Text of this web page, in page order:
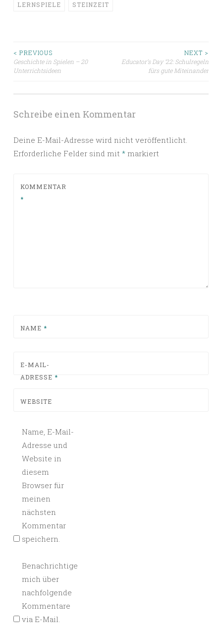
LERNSPIELE STEINZEIT
Beitragsnavigation
< PREVIOUS
Geschichte in Spielen – 20
Unterrichtsideen
NEXT >
Educator’s Day ’22: Schulregeln
fürs gute Miteinander
Schreibe einen Kommentar
Deine E-Mail-Adresse wird nicht veröffentlicht.
Erforderliche Felder sind mit * markiert
KOMMENTAR
*
NAME *
E-MAIL-
ADRESSE *
WEBSITE
Name, E-Mail-
Adresse und
Website in
diesem
Browser für
meinen
nächsten
Kommentar
speichern.
Benachrichtige
mich über
nachfolgende
Kommentare
via E-Mail.